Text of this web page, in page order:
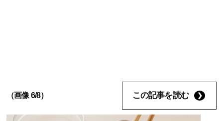
（画像 6/8） この記事を読む